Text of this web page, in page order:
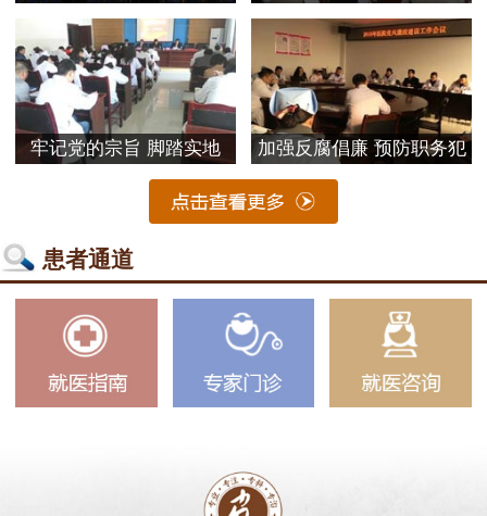
探
的
牢记党的宗旨 脚踏实地 加强反腐倡廉 预防职务犯
患者通道